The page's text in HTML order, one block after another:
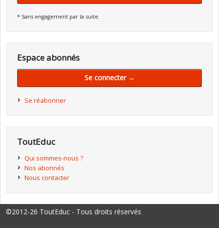
* Sans engagement par la suite.
Espace abonnés
Se connecter →
Se réabonner
ToutEduc
Qui sommes-nous ?
Nos abonnés
Nous contacter
©2012-26 ToutEduc - Tous droits réservés